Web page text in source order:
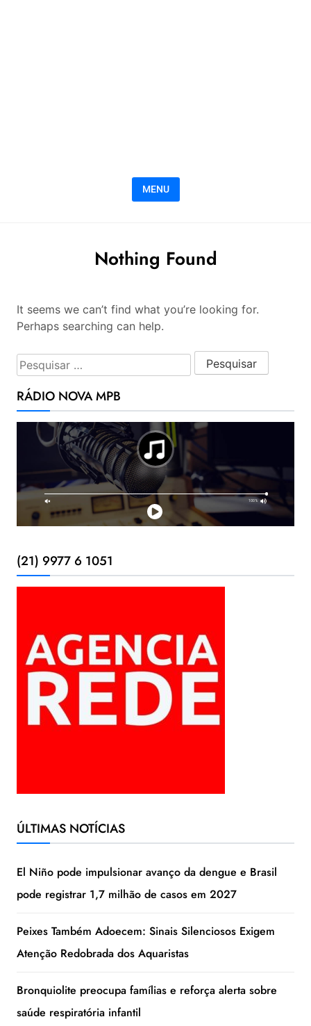
MENU
Nothing Found
It seems we can’t find what you’re looking for.
Perhaps searching can help.
Pesquisar por:
RÁDIO NOVA MPB
(21) 9977 6 1051
ÚLTIMAS NOTÍCIAS
El Niño pode impulsionar avanço da dengue e Brasil
pode registrar 1,7 milhão de casos em 2027
Peixes Também Adoecem: Sinais Silenciosos Exigem
Atenção Redobrada dos Aquaristas
Bronquiolite preocupa famílias e reforça alerta sobre
saúde respiratória infantil